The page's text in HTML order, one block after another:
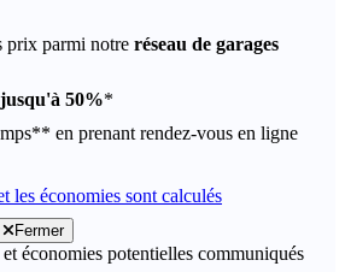
prix parmi notre réseau de garages
50%*
en prenant rendez-vous en ligne
les économies sont calculés
Fermer
économies potentielles communiqués